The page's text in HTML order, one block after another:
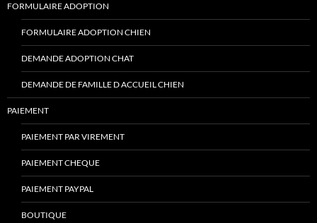
FORMULAIRE ADOPTION
FORMULAIRE ADOPTION CHIEN
DEMANDE ADOPTION CHAT
DEMANDE DE FAMILLE D ACCUEIL CHIEN
PAIEMENT
PAIEMENT PAR VIREMENT
PAIEMENT CHEQUE
PAIEMENT PAYPAL
BOUTIQUE